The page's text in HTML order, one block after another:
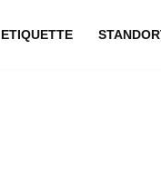
ETIQUETTE